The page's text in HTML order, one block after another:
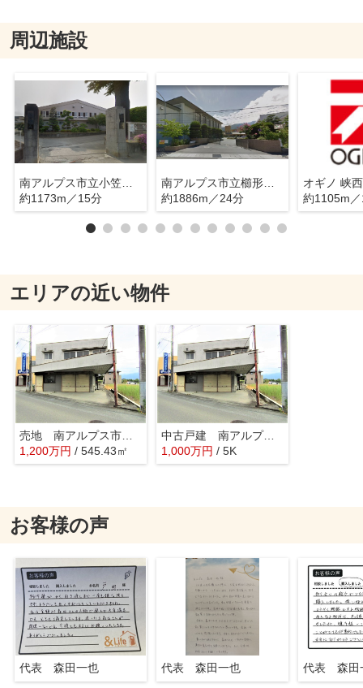
周辺施設
南アルプス市立小笠原小学校
約1173m／15分
南アルプス市立櫛形中学校
約1886m／24分
オギノ 峡
約1105m
エリアの近い物件
売地 南アルプス市小笠原
1,200万円 / 545.43㎡
中古戸建 南アルプス市小笠原
1,000万円 / 5K
お客様の声
代表 森田一也 代表 森田一也 代表 森田